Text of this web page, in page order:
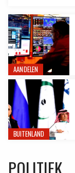
AANDELEN
BUITENLAND